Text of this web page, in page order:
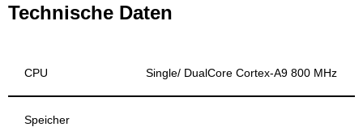
Technische Daten
CPU Single/ DualCore Cortex-A9 800 MHz
Speicher